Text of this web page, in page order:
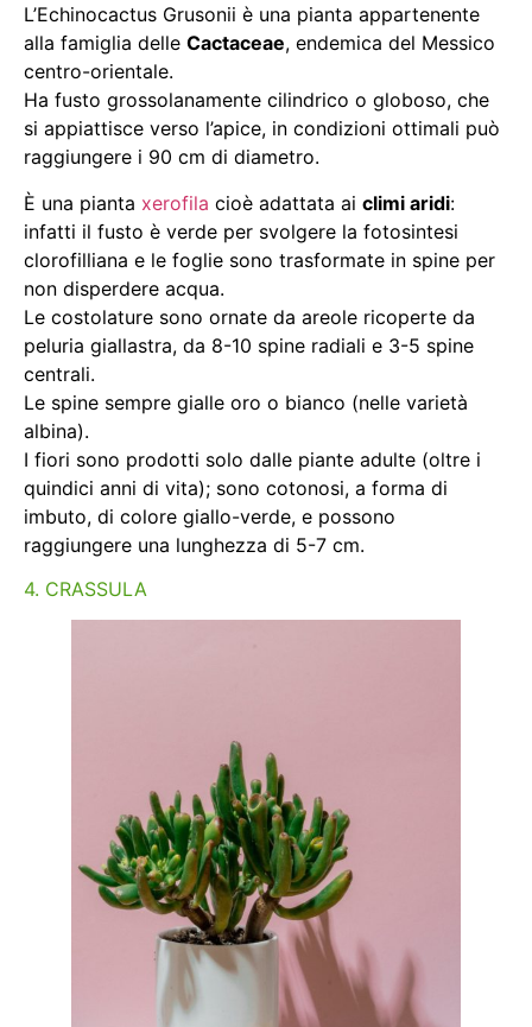
L’Echinocactus Grusonii è una pianta appartenente
alla famiglia delle Cactaceae, endemica del Messico
centro-orientale.
Ha fusto grossolanamente cilindrico o globoso, che
si appiattisce verso l’apice, in condizioni ottimali può
raggiungere i 90 cm di diametro.
È una pianta xerofila cioè adattata ai climi aridi:
infatti il fusto è verde per svolgere la fotosintesi
clorofilliana e le foglie sono trasformate in spine per
non disperdere acqua.
Le costolature sono ornate da areole ricoperte da
peluria giallastra, da 8-10 spine radiali e 3-5 spine
centrali.
Le spine sempre gialle oro o bianco (nelle varietà
albina).
I fiori sono prodotti solo dalle piante adulte (oltre i
quindici anni di vita); sono cotonosi, a forma di
imbuto, di colore giallo-verde, e possono
raggiungere una lunghezza di 5-7 cm.
4. CRASSULA